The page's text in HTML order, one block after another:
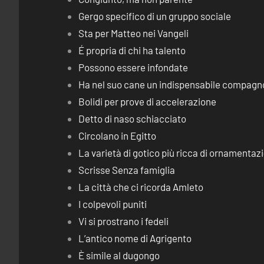
Gergo specifico di un gruppo sociale
Sta per Matteo nei Vangeli
É propria di chi ha talento
Possono essere infondate
Ha nel suo cane un indispensabile
Bolidi per prove di accelerazione
Detto di naso schiacciato
Circolano in Egitto
La varietà di gotico più ricca di
Scrisse Senza famiglia
La città che ci ricorda Amleto
I colpevoli puniti
Vi si prostrano i fedeli
L’antico nome di Agrigento
È simile al dugongo